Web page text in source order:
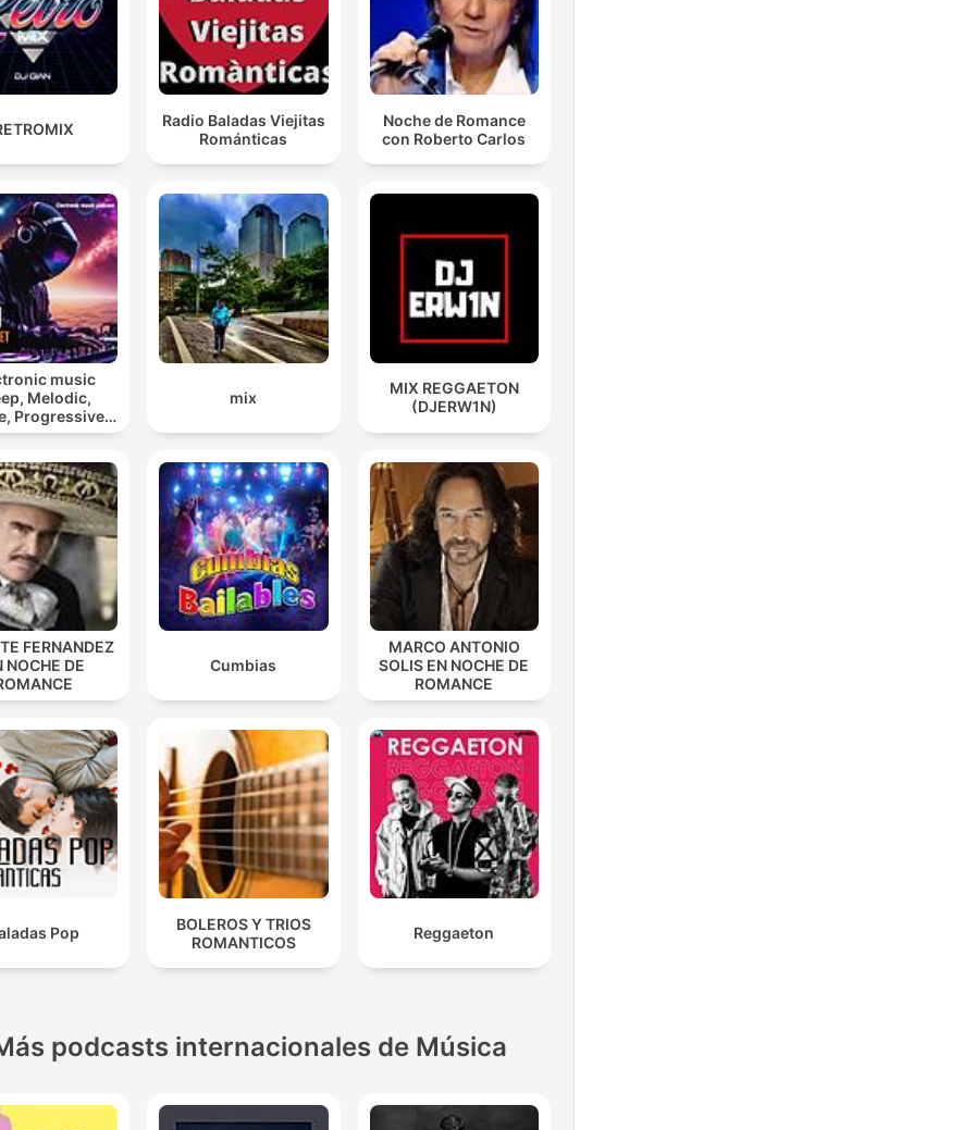
Radio Baladas Viejitas
Románticas
Noche de Romance
con Roberto Carlos
music
Melodic,
Progressive,
Trance)
mix
MIX REGGAETON
(DJERW1N)
FERNANDEZ
NOCHE DE
Cumbias
MARCO ANTONIO
SOLIS EN NOCHE DE
ROMANCE
Pop
BOLEROS Y TRIOS
ROMANTICOS
Reggaeton
podcasts internacionales de Música